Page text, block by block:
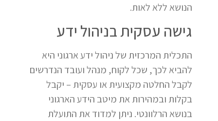
הנושא ללא לאות.
גישה עסקית בניהול ידע
התכלית המרכזית של ניהול ידע ארגוני היא
להביא לכך, שכל לקוח, מנהל ועובד הנדרשים
לקבל החלטה מקצועית או עסקית – יקבל
בקלות ובמהירות את מיטב הידע הארגוני
בנושא הרלוונטי. ניתן למדוד את התועלת